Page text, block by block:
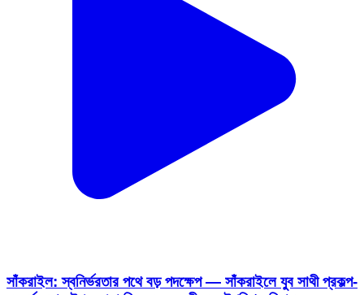
সাঁকরাইল: স্বনির্ভরতার পথে বড় পদক্ষেপ — সাঁকরাইলে যুব সাথী প্রকল্প-